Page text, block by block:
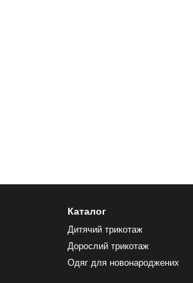
Каталог
Дитячий трикотаж
Дорослий трикотаж
Одяг для новонароджених